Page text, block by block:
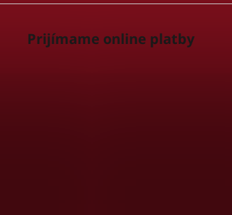
u
Prijímame online platby